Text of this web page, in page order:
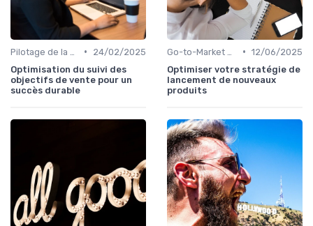
•
24/02/2025
Optimisation du suivi des
objectifs de vente pour un
succès durable
• 12/06/2025
Optimiser votre stratégie de
lancement de nouveaux
produits